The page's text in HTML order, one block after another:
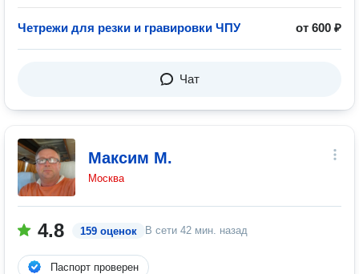
Четрежи для резки и гравировки ЧПУ от 600 ₽
Чат
Максим М.
Москва
4.8 159 оценок В сети 42 мин. назад
Паспорт проверен